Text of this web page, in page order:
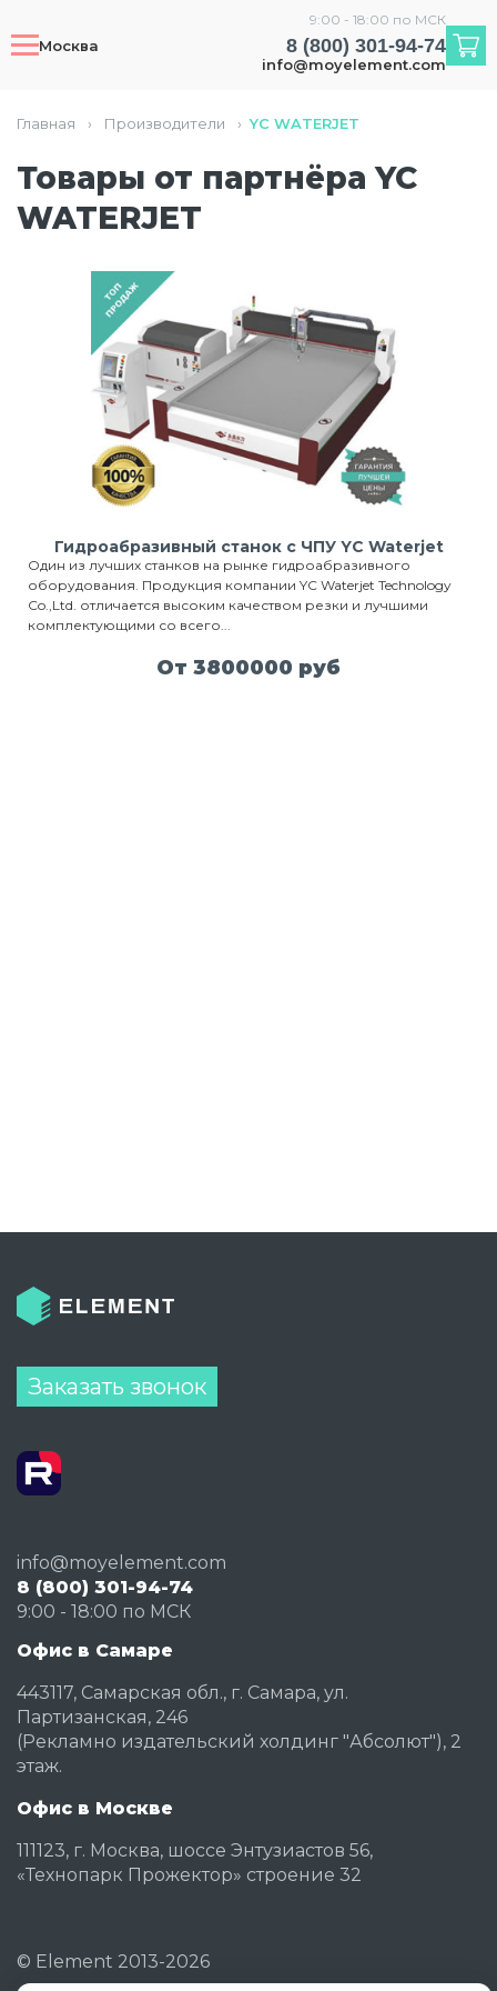
Москва
9:00 - 18:00 по МСК
8 (800) 301-94-74
info@moyelement.com
Главная › Производители › YC WATERJET
Товары от партнёра YC
WATERJET
Гидроабразивный станок с ЧПУ YC Waterjet
Один из лучших станков на рынке гидроабразивного
оборудования. Продукция компании YC Waterjet Technology
Co.,Ltd. отличается высоким качеством резки и лучшими
комплектующими со всего...
От 3800000 руб
Заказать звонок
info@moyelement.com
8 (800) 301-94-74
9:00 - 18:00 по МСК
Офис в Самаре
443117, Самарская обл., г. Самара, ул.
Партизанская, 246
(Рекламно издательский холдинг "Абсолют"), 2
этаж.
Офис в Москве
111123, г. Москва, шоссе Энтузиастов 56,
«Технопарк Прожектор» строение 32
© Element 2013-2026